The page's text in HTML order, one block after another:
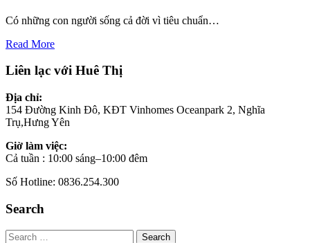
Có những con người sống cả đời vì tiêu chuẩn…
Read More
Liên lạc với Huê Thị
Địa chỉ:
154 Đường Kinh Đô, KĐT Vinhomes Oceanpark 2, Nghĩa
Trụ,Hưng Yên
Giờ làm việc:
Cả tuần : 10:00 sáng–10:00 đêm
Số Hotline: 0836.254.300
Search
Search